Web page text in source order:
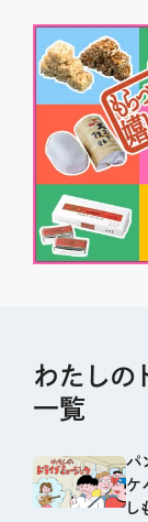
わたしの
一覧
パ
ケ
し